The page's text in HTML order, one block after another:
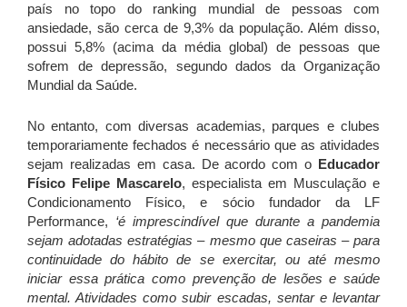
país no topo do ranking mundial de pessoas com
ansiedade, são cerca de 9,3% da população. Além disso,
possui 5,8% (acima da média global) de pessoas que
sofrem de depressão, segundo dados da Organização
Mundial da Saúde.
No entanto, com diversas academias, parques e clubes
temporariamente fechados é necessário que as atividades
sejam realizadas em casa. De acordo com o Educador
Físico Felipe Mascarelo, especialista em Musculação e
Condicionamento Físico, e sócio fundador da LF
Performance, ‘é imprescindível que durante a pandemia
sejam adotadas estratégias – mesmo que caseiras – para
continuidade do hábito de se exercitar, ou até mesmo
iniciar essa prática como prevenção de lesões e saúde
mental. Atividades como subir escadas, sentar e levantar